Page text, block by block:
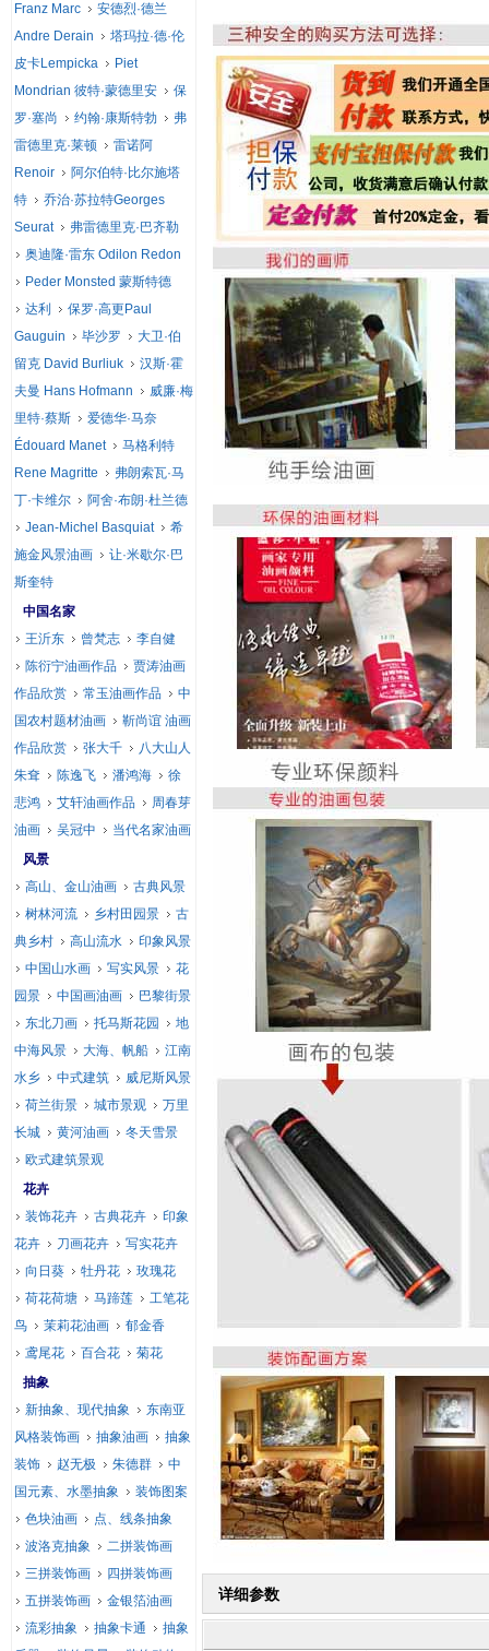
详细参数
Franz Marc
安德烈·德兰
Andre Derain
塔玛拉·德·伦
皮卡Lempicka
Piet
Mondrian 彼特·蒙德里安
保
罗·塞尚
约翰·康斯特勃
弗
雷德里克·莱顿
雷诺阿
Renoir
阿尔伯特·比尔施塔
特
乔治·苏拉特Georges
Seurat
弗雷德里克·巴齐勒
奥迪隆·雷东 Odilon Redon
Peder Monsted 蒙斯特德
达利
保罗·高更Paul
Gauguin
毕沙罗
大卫·伯
留克 David Burliuk
汉斯·霍
夫曼 Hans Hofmann
威廉·梅
里特·蔡斯
爱德华·马奈
Édouard Manet
马格利特
Rene Magritte
弗朗索瓦·马
丁·卡维尔
阿舍·布朗·杜兰德
Jean-Michel Basquiat
希
施金风景油画
让·米歇尔·巴
斯奎特
中国名家
王沂东
曾梵志
李自健
陈衍宁油画作品
贾涛油画
作品欣赏
常玉油画作品
中
国农村题材油画
靳尚谊 油画
作品欣赏
张大千
八大山人
朱耷
陈逸飞 潘鸿海
徐
悲鸿
艾轩油画作品
周春芽
油画
吴冠中
当代名家油画
风景
高山、金山油画
古典风景
树林河流
乡村田园景
古
典乡村
高山流水
印象风景
中国山水画
写实风景
花
园景
中国画油画
巴黎街景
东北刀画
托马斯花园
地
中海风景
大海、帆船
江南
水乡
中式建筑
威尼斯风景
荷兰街景
城市景观
万里
长城
黄河油画
冬天雪景
欧式建筑景观
花卉
装饰花卉
古典花卉
印象
花卉
刀画花卉
写实花卉
向日葵
牡丹花
玫瑰花
荷花荷塘
马蹄莲
工笔花
鸟
茉莉花油画
郁金香
鸢尾花
百合花
菊花
抽象
新抽象、现代抽象
东南亚
风格装饰画
抽象油画
抽象
装饰
赵无极 朱德群
中
国元素、水墨抽象
装饰图案
色块油画
点、线条抽象
波洛克抽象
二拼装饰画
三拼装饰画
四拼装饰画
五拼装饰画
金银箔油画
流彩抽象
抽象卡通
抽象